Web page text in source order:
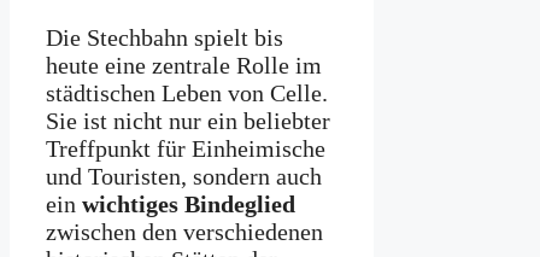
Die Stechbahn spielt bis
heute eine zentrale Rolle im
städtischen Leben von Celle.
Sie ist nicht nur ein beliebter
Treffpunkt für Einheimische
und Touristen, sondern auch
ein wichtiges Bindeglied
zwischen den verschiedenen